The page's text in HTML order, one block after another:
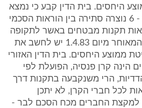
היחסים. בית הדין קבע כי נמצא
שלגבי המערערים 1 - 6 נוצרה סתירה בין הוראות הסכמי
תקנות מבטחים באשר לתקופה
שמיום 1.4.80, ולכל המאוחר מיום 1.4.83 יש לחשב את
ממוצע היחסים. בית הדין האזורי
הינה קרן פנסיה, הפועלת לפי
הרי משנקבעה בתקנות דרך
לכל חברי הקרן, לא יתכן
למקצת החברים מכח הסכם לבר -